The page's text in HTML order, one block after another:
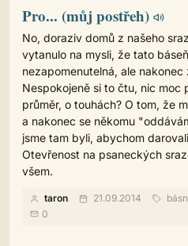
Pro... (můj postřeh)
No, doraziv domů z našeho
vytanulo na mysli, že tato
nezapomenutelná, ale
Nespokojeně si to čtu, nic moc
průměr, o touhách? O tom, že
a nakonec se někomu
jsme tam byli, abychom
Otevřenost na psaneckých
všem.
taron 21.09.2014
0